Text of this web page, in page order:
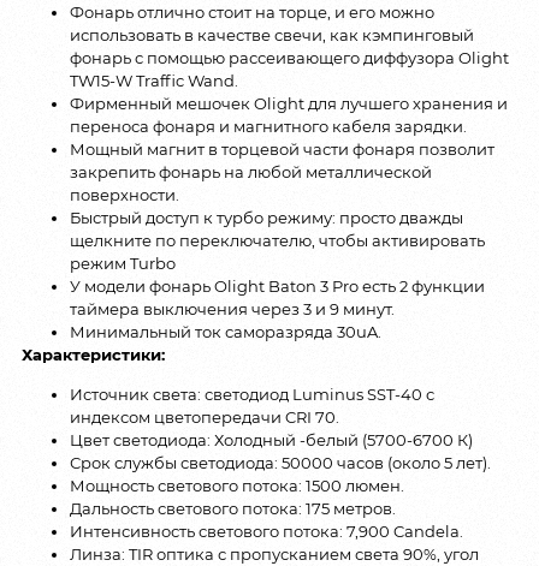
Фонарь отлично стоит на торце, и его можно
использовать в качестве свечи, как кэмпинговый
фонарь с помощью рассеивающего диффузора Olight
TW15-W Traffic Wand.
Фирменный мешочек Olight для лучшего хранения и
переноса фонаря и магнитного кабеля зарядки.
Мощный магнит в торцевой части фонаря позволит
закрепить фонарь на любой металлической
поверхности.
Быстрый доступ к турбо режиму: просто дважды
щелкните по переключателю, чтобы активировать
режим Turbo
У модели фонарь Olight Baton 3 Pro есть 2 функции
таймера выключения через 3 и 9 минут.
Минимальный ток саморазряда 30uA.
Характеристики:
Источник света: светодиод Luminus SST-40 с
индексом цветопередачи CRI 70.
Цвет светодиода: Холодный -белый (5700-6700 К)
Срок службы светодиода: 50000 часов (около 5 лет).
Мощность светового потока: 1500 люмен.
Дальность светового потока: 175 метров.
Интенсивность светового потока: 7,900 Candela.
Линза: TIR оптика с пропусканием света 90%, угол